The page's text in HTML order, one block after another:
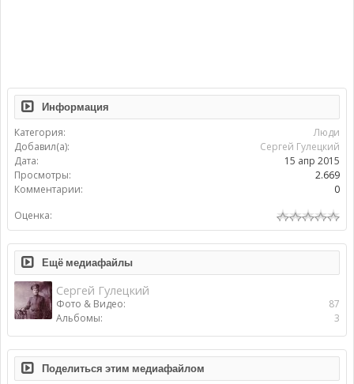
Информация
Категория:
Люди
Добавил(а):
Сергей Гулецкий
Дата:
15 апр 2015
Просмотры:
2.669
Комментарии:
0
Оценка:
Ещё медиафайлы
Сергей Гулецкий
Фото & Видео:
87
Альбомы:
3
Поделиться этим медиафайлом